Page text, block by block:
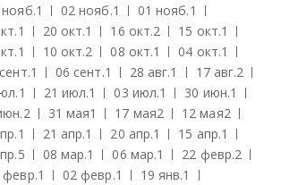
1 02 нояб.1 01 нояб.1
1 20 окт.1 16 окт.2 15 окт.1
1 10 окт.2 08 окт.1 04 окт.1
1 06 сент.1 28 авг.1 17 авг.2
1 21 июл.1 03 июл.1 30 июн.1
2 31 мая1 17 мая2 12 мая2
1 21 апр.1 20 апр.1 15 апр.1
5 08 мар.1 06 мар.1 22 февр.2
февр.1 02 февр.1 19 янв.1